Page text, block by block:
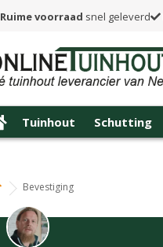
Ruime voorraad snel geleverd
Tuinhout Schutting
Bevestiging